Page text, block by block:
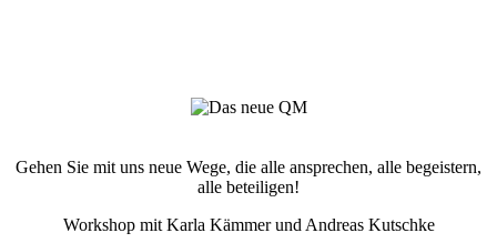
Gehen Sie mit uns neue Wege, die alle ansprechen, alle begeistern,
alle beteiligen!
Workshop mit Karla Kämmer und Andreas Kutschke